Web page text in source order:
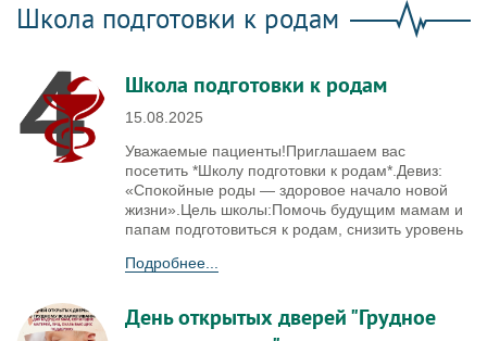
Школа подготовки к родам
Школа подготовки к родам
15.08.2025
Уважаемые пациенты!Приглашаем вас
посетить *Школу подготовки к родам*.Девиз:
«Спокойные роды — здоровое начало новой
жизни».Цель школы:Помочь будущим мамам и
папам подготовиться к родам, снизить уровень
Подробнее...
День открытых дверей "Грудное